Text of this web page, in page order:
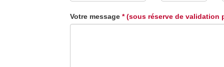
Votre message * (sous réserve de validation